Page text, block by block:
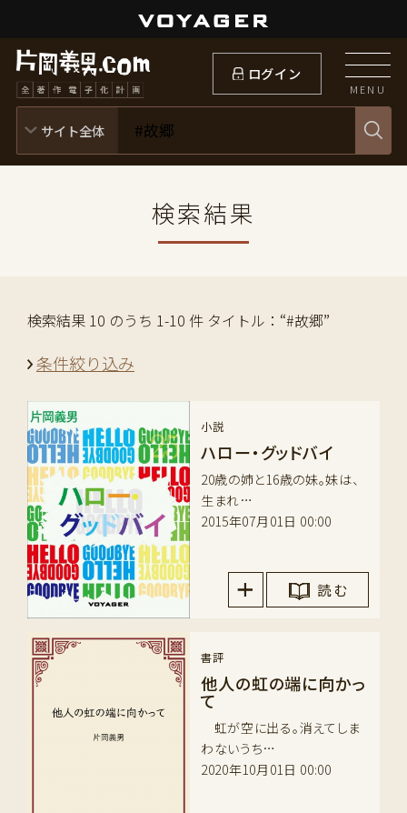
ログイン
MENU
検索結果
検索結果 10 のうち 1-10 件 タイトル：“#故郷”
条件絞り込み
小説
ハロー・グッドバイ
20歳の姉と16歳の妹。妹は、
生まれ…
2015年07月01日 00:00
読 む
書評
他人の虹の端に向かっ
て
虹が空に出る。消えてしま
わないうち…
2020年10月01日 00:00